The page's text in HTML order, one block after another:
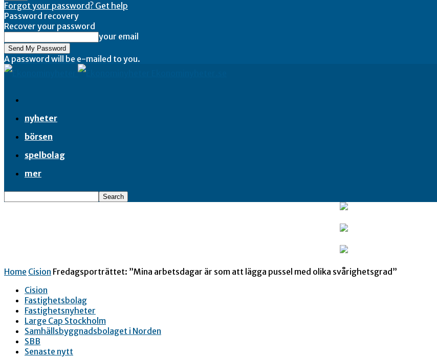
Forgot your password? Get help
Password recovery
Recover your password
your email
A password will be e-mailed to you.
nyheter
börsen
spelbolag
mer
Home Cision Fredagsporträttet: ”Mina arbetsdagar är som att lägga pussel med olika svårighetsgrad”
Cision
Fastighetsbolag
Fastighetsnyheter
Large Cap Stockholm
Samhällsbyggnadsbolaget i Norden
SBB
Senaste nytt